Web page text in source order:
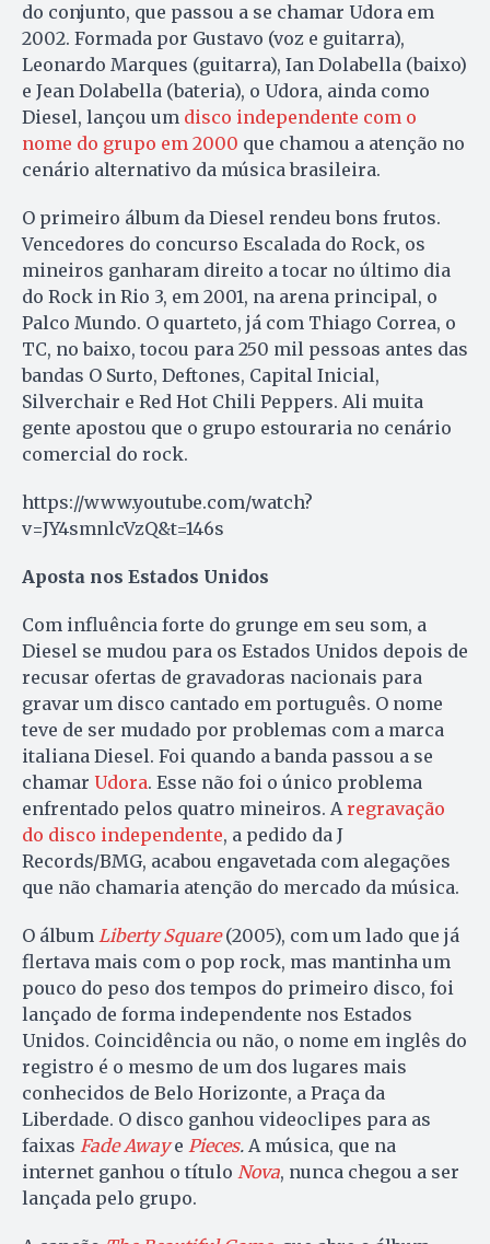
do conjunto, que passou a se chamar Udora em
2002. Formada por Gustavo (voz e guitarra),
Leonardo Marques (guitarra), Ian Dolabella (baixo)
e Jean Dolabella (bateria), o Udora, ainda como
Diesel, lançou um disco independente com o
nome do grupo em 2000 que chamou a atenção no
cenário alternativo da música brasileira.
O primeiro álbum da Diesel rendeu bons frutos.
Vencedores do concurso Escalada do Rock, os
mineiros ganharam direito a tocar no último dia
do Rock in Rio 3, em 2001, na arena principal, o
Palco Mundo. O quarteto, já com Thiago Correa, o
TC, no baixo, tocou para 250 mil pessoas antes das
bandas O Surto, Deftones, Capital Inicial,
Silverchair e Red Hot Chili Peppers. Ali muita
gente apostou que o grupo estouraria no cenário
comercial do rock.
https://www.youtube.com/watch?
v=JY4smnlcVzQ&t=146s
Aposta nos Estados Unidos
Com influência forte do grunge em seu som, a
Diesel se mudou para os Estados Unidos depois de
recusar ofertas de gravadoras nacionais para
gravar um disco cantado em português. O nome
teve de ser mudado por problemas com a marca
italiana Diesel. Foi quando a banda passou a se
chamar Udora. Esse não foi o único problema
enfrentado pelos quatro mineiros. Aregravação
do disco independente, a pedido da J
Records/BMG, acabou engavetada com alegações
que não chamaria atenção do mercado da música.
O álbum Liberty Square(2005), com um lado que já
flertava mais com o pop rock, mas mantinha um
pouco do peso dos tempos do primeiro disco, foi
lançado de forma independente nos Estados
Unidos. Coincidência ou não, o nome em inglês do
registro é o mesmo de um dos lugares mais
conhecidos de Belo Horizonte, a Praça da
Liberdade. O disco ganhou videoclipes para as
faixas Fade Away e Pieces. A música, que na
internet ganhou o título Nova, nunca chegou a ser
lançada pelo grupo.